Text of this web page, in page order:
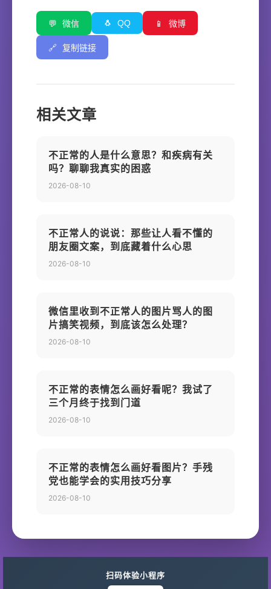
💬 微信 🐧 QQ 📱 微博
🔗 复制链接
相关文章
不正常的人是什么意思？和疾病有关
吗？聊聊我真实的困惑
2026-08-10
不正常人的说说：那些让人看不懂的
朋友圈文案，到底藏着什么心思
2026-08-10
微信里收到不正常人的图片骂人的图
片搞笑视频，到底该怎么处理？
2026-08-10
不正常的表情怎么画好看呢？我试了
三个月终于找到门道
2026-08-10
不正常的表情怎么画好看图片？手残
党也能学会的实用技巧分享
2026-08-10
扫码体验小程序